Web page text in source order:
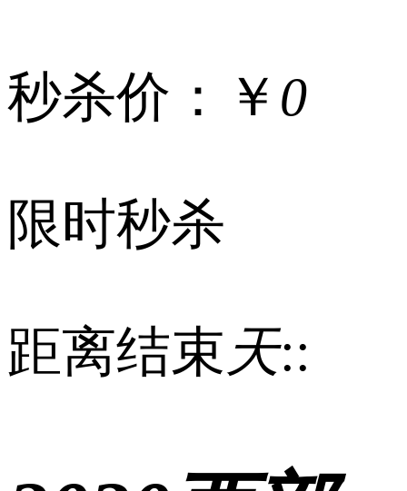
秒杀价：￥ 0
限时秒杀
距离结束天::